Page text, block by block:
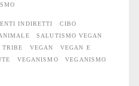
INDIRETTI
CIBO
SALUTISMO VEGAN
TRIBE VEGAN
VEGAN E
VEGANISMO
VEGANISMO